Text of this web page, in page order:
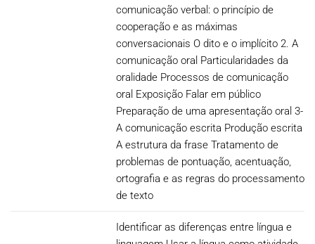
comunicação verbal: o princípio de
cooperação e as máximas
conversacionais O dito e o implícito 2. A
comunicação oral Particularidades da
oralidade Processos de comunicação
oral Exposição Falar em público
Preparação de uma apresentação oral 3-
A comunicação escrita Produção escrita
A estrutura da frase Tratamento de
problemas de pontuação, acentuação,
ortografia e as regras do processamento
de texto
Identificar as diferenças entre língua e